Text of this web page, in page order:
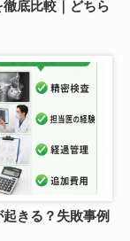
底比較｜どちら
きる？失敗事例